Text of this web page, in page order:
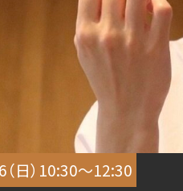
日）10:30～12:30